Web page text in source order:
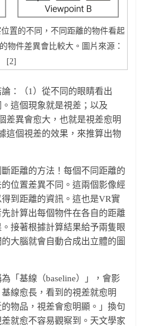
置的不同，不同距離的物件看起
物件差異會比較大。圖片來源：
[2]
：（1）從不同的眼睛看出
這個現象就是視差；以及
差異會愈大，也就是視差愈明
這個視差的效果，來推算出物
距離的方法！每個不同距離的
位置差異不同。這兩個影像經
到距離的資訊。這也是VR實
計算出每個物件在各自的距離
接著根據計算結果給予兩隻眼
大腦就會自動合成出立體的圖
「基線（baseline）」，會影
線愈長，看到的視差就愈明
物品，視差會愈明顯。」換句
就愈不容易觀察到。天文學家